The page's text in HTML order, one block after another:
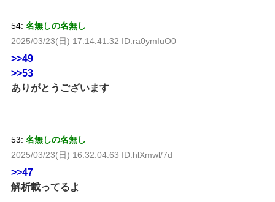
54: 名無しの名無し
2025/03/23(日) 17:14:41.32 ID:ra0ymIuO0
>>49
>>53
ありがとうございます
53: 名無しの名無し
2025/03/23(日) 16:32:04.63 ID:hlXmwl/7d
>>47
解析載ってるよ